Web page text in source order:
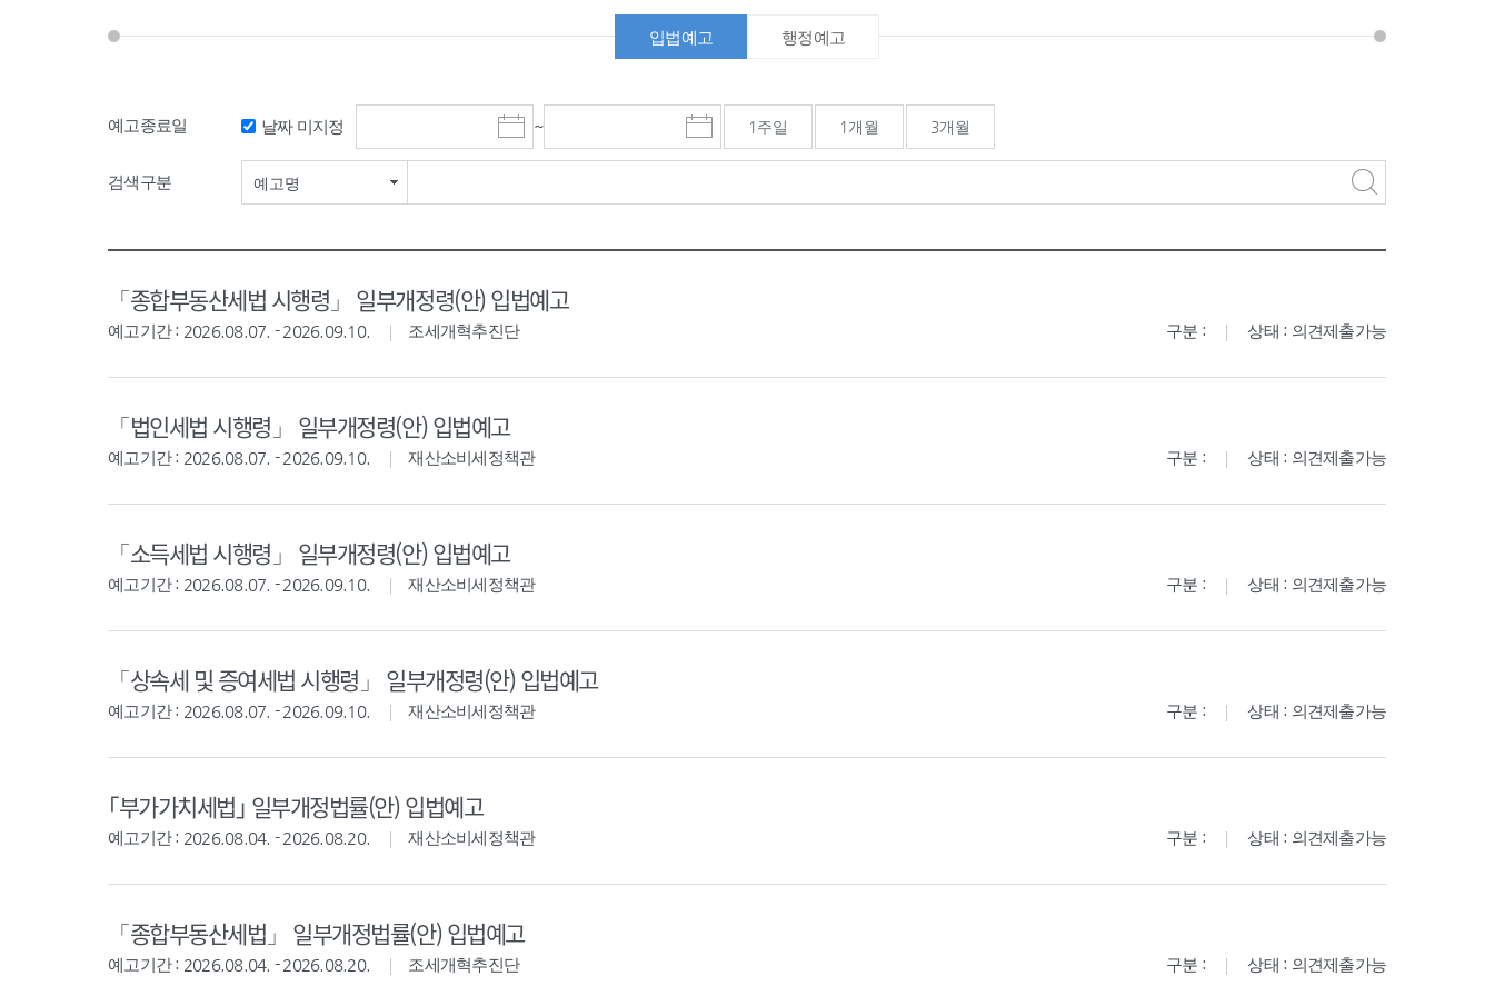
입법예고 행정예고
예고종료일 날짜 미지정
시
작
~
종
료
1주일 1개월 3개월
검색구분 예고명
「종합부동산세법 시행령」 일부개정령(안) 입법예고
예고기간 : 2026.08.07. - 2026.09.10. 조세개혁추진단 구분 : 상태 : 의견제출가능
「법인세법 시행령」 일부개정령(안) 입법예고
예고기간 : 2026.08.07. - 2026.09.10. 재산소비세정책관 구분 : 상태 : 의견제출가능
「소득세법 시행령」 일부개정령(안) 입법예고
예고기간 : 2026.08.07. - 2026.09.10. 재산소비세정책관 구분 : 상태 : 의견제출가능
「상속세 및 증여세법 시행령」 일부개정령(안) 입법예고
예고기간 : 2026.08.07. - 2026.09.10. 재산소비세정책관 구분 : 상태 : 의견제출가능
｢부가가치세법｣ 일부개정법률(안) 입법예고
예고기간 : 2026.08.04. - 2026.08.20. 재산소비세정책관 구분 : 상태 : 의견제출가능
「종합부동산세법」 일부개정법률(안) 입법예고
예고기간 : 2026.08.04. - 2026.08.20. 조세개혁추진단 구분 : 상태 : 의견제출가능